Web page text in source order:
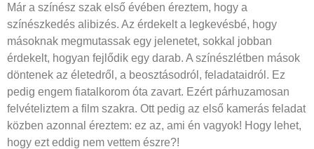
Már a színész szak első évében éreztem, hogy a
színészkedés alibizés. Az érdekelt a legkevésbé, hogy
másoknak megmutassak egy jelenetet, sokkal jobban
érdekelt, hogyan fejlődik egy darab. A színészlétben mások
döntenek az életedről, a beosztásodról, feladataidról. Ez
pedig engem fiatalkorom óta zavart. Ezért párhuzamosan
felvételiztem a film szakra. Ott pedig az első kamerás feladat
közben azonnal éreztem: ez az, ami én vagyok! Hogy lehet,
hogy ezt eddig nem vettem észre?!